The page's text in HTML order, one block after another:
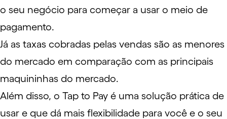
o seu negócio para começar a usar o meio de
pagamento.
Já as taxas cobradas pelas vendas são as menores
do mercado em comparação com as principais
maquininhas do mercado.
Além disso, o Tap to Pay é uma solução prática de
usar e que dá mais flexibilidade para você e o seu